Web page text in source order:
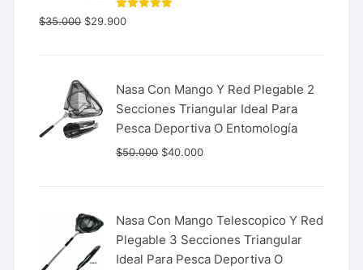
Valorado
con
$35.000 $29.900
Nasa Con Mango Y Red Plegable 2
Secciones Triangular Ideal Para
Pesca Deportiva O Entomología
$50.000 $40.000
Nasa Con Mango Telescopico Y Red
Plegable 3 Secciones Triangular
Ideal Para Pesca Deportiva O